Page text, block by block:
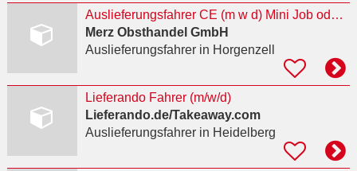
Auslieferungsfahrer CE (m w d) Mini Job oder Teilzeit
Merz Obsthandel GmbH
Auslieferungsfahrerin Horgenzell
Lieferando Fahrer (m/w/d)
Lieferando.de/Takeaway.com
Auslieferungsfahrerin Heidelberg